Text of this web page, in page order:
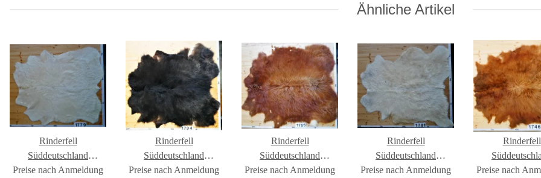
Ähnliche Artikel
Rinderfell
Süddeutschland
Langhaar #FR1779
Preise nach Anmeldung
Rinderfell
Süddeutschland
Langhaar #FR1794
Preise nach Anmeldung
Rinderfell
Süddeutschland
Langhaar #FR1765
Preise nach Anmeldung
Rinderfell
Süddeutschland
Langhaar #FR1781
Preise nach Anmeldung
Rinderfell
Langhaar
Preise nach